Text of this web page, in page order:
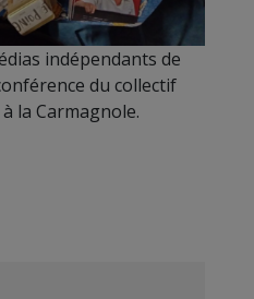
indépendants de
du collectif
la Carmagnole.